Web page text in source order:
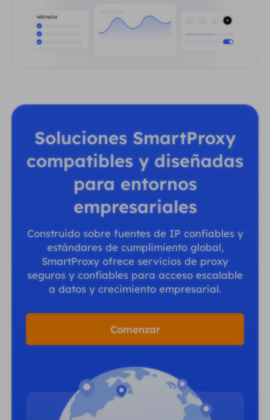
Soluciones SmartProxy
compatibles y diseñadas
para entornos
empresariales
Construido sobre fuentes de IP confiables y
estándares de cumplimiento global,
SmartProxy ofrece servicios de proxy
seguros y confiables para acceso escalable
a datos y crecimiento empresarial.
Comenzar